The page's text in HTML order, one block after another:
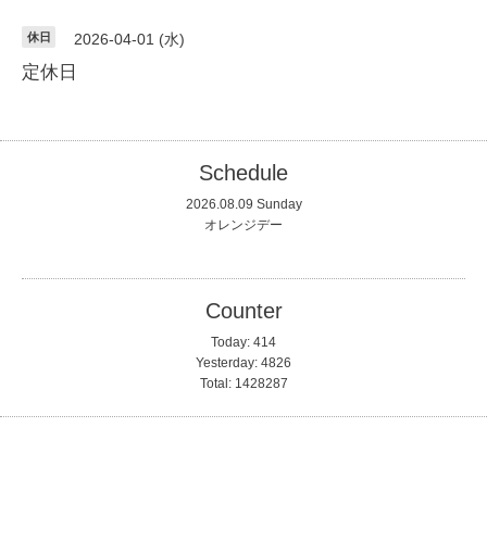
休日 2026-04-01 (水)
定休日
Schedule
2026.08.09 Sunday
オレンジデー
Counter
Today: 414
Yesterday: 4826
Total: 1428287